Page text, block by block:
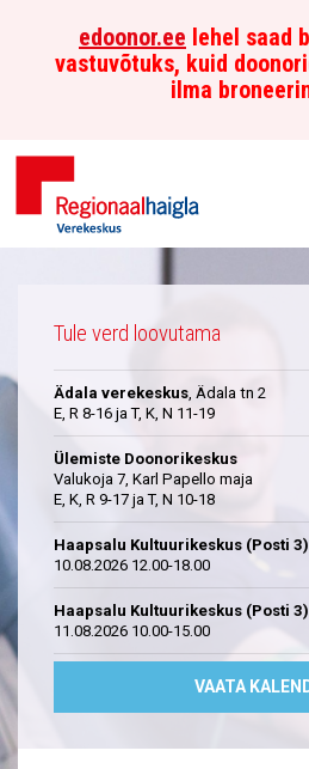
edoonor.ee lehel saad
vastuvõtuks, kuid
ilma
Eesti
Regionaalhaigla
Verekeskus
Tule verd loovutama
Ädala verekeskus , Ädala tn 2
E, R 8-16 ja T, K, N 11-19
Ülemiste Doonorikeskus
Valukoja 7, Karl Papello maja
E, K, R 9-17 ja T, N 10-18
Haapsalu Kultuurikeskus (Posti
10.08.2026 12.00-18.00
Haapsalu Kultuurikeskus (Posti
11.08.2026 10.00-15.00
VAATA